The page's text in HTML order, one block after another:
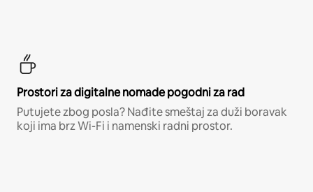
Prostori za digitalne nomade pogodni za rad
Putujete zbog posla? Nađite smeštaj za duži boravak
koji ima brz Wi-Fi i namenski radni prostor.